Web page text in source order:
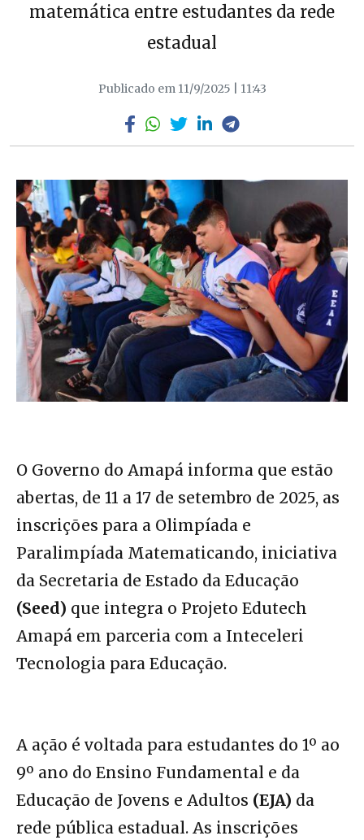
matemática entre estudantes da rede
estadual
Publicado em 11/9/2025 | 11:43
O Governo do Amapá informa que estão
abertas, de 11 a 17 de setembro de 2025, as
inscrições para a Olimpíada e
Paralimpíada Matematicando, iniciativa
da Secretaria de Estado da Educação
(Seed) que integra o Projeto Edutech
Amapá em parceria com a Inteceleri
Tecnologia para Educação.
A ação é voltada para estudantes do 1º ao
9º ano do Ensino Fundamental e da
Educação de Jovens e Adultos (EJA) da
rede pública estadual. As inscrições